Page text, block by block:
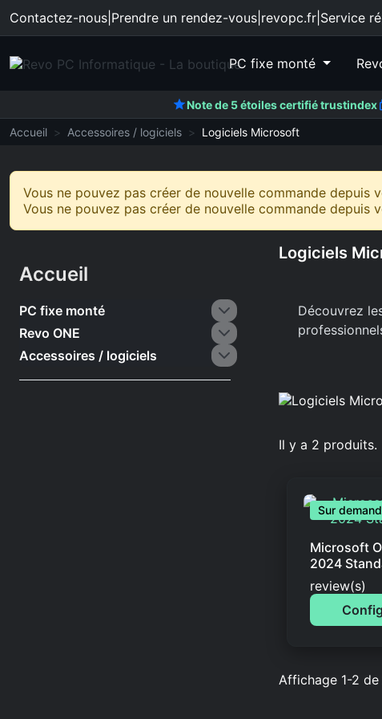
Contactez-nous Prendre un rendez-vous revopc.fr Service
PC fixe monté
Note de 5 étoiles certifié trustindex
Accueil Accessoires / logiciels Logiciels Microsoft
Vous ne pouvez pas créer de nouvelle commande depuis
Vous ne pouvez pas créer de nouvelle commande depuis
Accueil
PC fixe monté
Revo ONE
Accessoires / logiciels
Logiciels
Découvrez
Il y a 2 produits.
Sur
Microsoft
2024
Ratedout
review(s)
Affichage 1-2